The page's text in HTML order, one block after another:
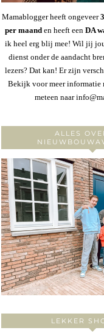
Mamablogger heeft ongeveer
per maanden heeft een DA
ik heel erg blij mee! Wil jij
dienst onder de aandacht
lezers? Dat kan! Er zijn
Bekijk voor meer informatie
meteen naar
ALLES
LEKKER